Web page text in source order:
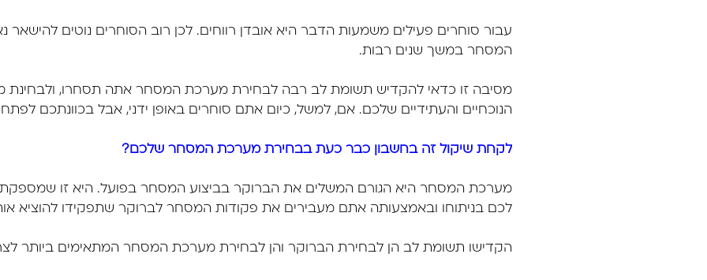
עבור סוחרים פעילים משמעות הדבר היא אובדן רווחים. לכן רוב הסוחרים נוטים להישאר
המסחר במשך שנים רבות.
מסיבה זו כדאי להקדיש תשומת לב רבה לבחירת מערכת המסחר אתה תסחרו, ולבחינת
הנוכחיים והעתידיים שלכם. אם, למשל, כיום אתם סוחרים באופן ידני, אבל בכוונתכם לפתח
לקחת שיקול זה בחשבון כבר כעת בבחירת מערכת המסחר שלכם?
מערכת המסחר היא הגורם המשלים את הברוקר בביצוע המסחר בפועל. היא זו
לכם בניתוחו ובאמצעותה אתם מעבירים את פקודות המסחר לברוקר שתפקידו להוציא
הקדישו תשומת לב הן לבחירת הברוקר והן לבחירת מערכת המסחר המתאימים ביותר